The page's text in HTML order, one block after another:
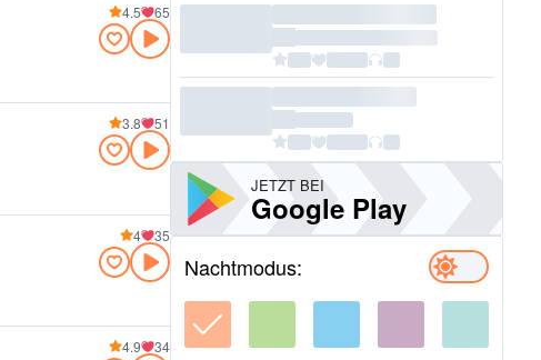
4.5 65
3.8 51
4 35
4.9 34
JETZT BEI
Google Play
Nachtmodus: